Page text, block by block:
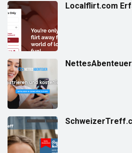
Localflirt.com